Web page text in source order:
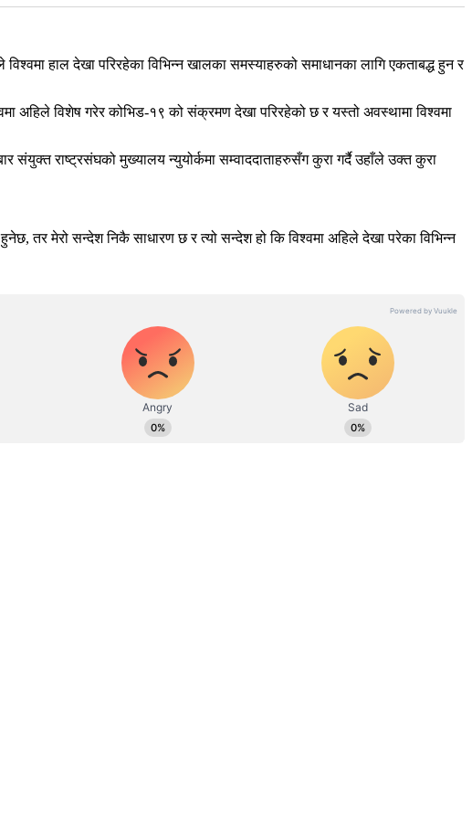
हाल देखा परिरहेका विभिन्न खालका समस्याहरुको समाधानका लागि एकताबद्ध हुन र
अहिले विशेष गरेर कोभिड-१९ को संक्रमण देखा परिरहेको छ र यस्तो अवस्थामा विश्वमा
संयुक्त राष्ट्रसंघको मुख्यालय न्युयोर्कमा सम्वाददाताहरुसँग कुरा गर्दै उहाँले उक्त कुरा
तर मेरो सन्देश निकै साधारण छ र त्यो सन्देश हो कि विश्वमा अहिले देखा परेका विभिन्न